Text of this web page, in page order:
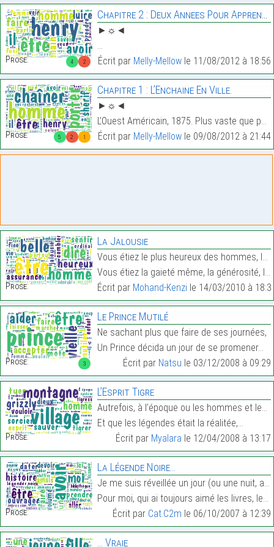
4 2
Prose:
Chapitre 2 : Deux Annees Pour Apprendre A Vivre.
►☼◄
…
Écrit par Melly-Mellowle 11/08/2012 à 18:56
5 2 1
Prose:
Chapitre 1 : L’Enchaine En Ville.
►☼◄
L’Ouest Américain, 1875. Plus vaste que peuplé. Et…
Écrit par Melly-Mellowle 09/08/2012 à 21:44
Prose:
La Jalousie
Vous étiez le plus heureux des hommes, la vie vous
Vous étiez la gaieté même, la générosité, le coura…
Écrit par Mohand-Kenzi le 14/03/2010 à
3
Prose:
Le Prince Mutilé
Ne sachant plus que faire de ses journées,
Un Prince décida un jour de se promener…
Écrit par Natsu le 03/12/2008 à 09:29
Prose:
L’Esprit Tigre
Autrefois, à l’époque ou les hommes et les dieux s
Et que les légendes était la réalitée,…
Écrit par Myalara le 12/04/2008 à 13:17
Prose:
La Légende Noire…
Je me suis réveillée un jour (ou une nuit, allez s
Pour moi, qui ai toujours aimé les livres, les art…
Écrit par Cat.C2m le 06/10/2007 à 12:39
… Vraie